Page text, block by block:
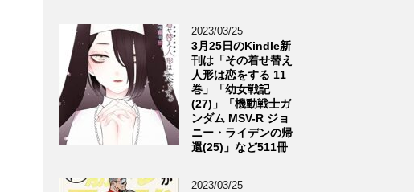
2023/03/25
3月25日のKindle新
刊は「その着せ替え
人形は恋をする 11
巻」「幼女戦記
(27)」「機動戦士ガ
ンダム MSV-R ジョ
ニー・ライデンの帰
還(25)」など511冊
2023/03/25